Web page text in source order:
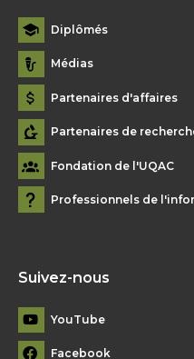
Diplômés
Médias
Partenaires d'affaires
Partenaires de
Fondation de l'UQAC
Professionnels de
Suivez-nous
YouTube
Facebook